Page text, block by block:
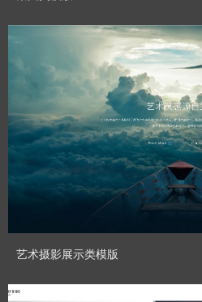
Designed By：
预览模板
艺术摄影展示类模版